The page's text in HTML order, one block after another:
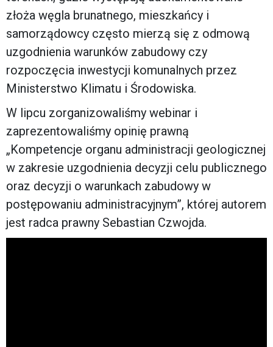
złoża węgla brunatnego, mieszkańcy i
samorządowcy często mierzą się z odmową
uzgodnienia warunków zabudowy czy
rozpoczęcia inwestycji komunalnych przez
Ministerstwo Klimatu i Środowiska.
W lipcu zorganizowaliśmy webinar i
zaprezentowaliśmy opinię prawną
„Kompetencje organu administracji geologicznej
w zakresie uzgodnienia decyzji celu publicznego
oraz decyzji o warunkach zabudowy w
postępowaniu administracyjnym”, której autorem
jest radca prawny Sebastian Czwojda.